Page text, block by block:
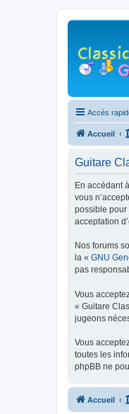
Accès
Accueil
Guitare
En accédant
vous
possible pour
acceptation
Nos forums
la « GNU
pas
Vous
« Guitare
jugeons
Vous
toutes les
phpBB ne
Accueil